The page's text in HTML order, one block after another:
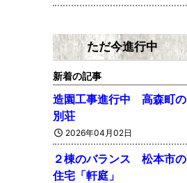
ただ今進行中
新着の記事
造園工事進行中 高森町の
別荘
2026年04月02日
２棟のバランス 松本市の
住宅「軒庭」